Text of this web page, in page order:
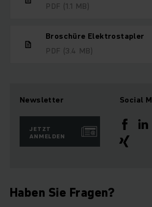
PDF (1.1 MB)
Broschüre Elektrostapler
PDF (3.4 MB)
Newsletter
JETZT
ANMELDEN
Social
Haben Sie Fragen?